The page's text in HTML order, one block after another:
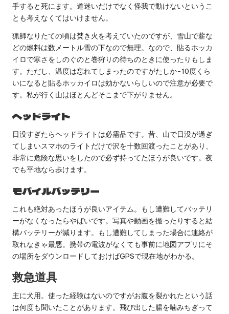
手すると死にます。道迷いだけでなく怪我で動けないというこ
とも考えなくてはいけません。
猟師なりたての頃は焚き火を考えていたのですが、雪山で薪な
どの燃料は数メートル雪の下なので無理。なので、貼るホッカ
イロで寒さをしのぐのと巻狩りの待ちのときに使ったりもしま
す。ただし、温度は忘れてしまったのですがたしか-10度くら
いになると貼るホッカイロは効かないらしいので注意が必要で
す。私が行く山はほとんどそこまで下がりません。
ヘッドライト
日没すぎたらヘッドライトは必需品です。昔、山で日没が過ぎ
てしまいスマホのライトだけで沢を十数回渡ったことがあり、
非常に危険な思いをしたので必ず持ってたほうが良いです。夜
でも平地なら歩けます。
モバイルバッテリー
これも絶対あったほうが良いアイテム。もし遭難してバッテリ
ーがなくなったらやばいです。写真や動画を撮ったりすると結
構バッテリーが減ります。もし遭難してしまった場合に連絡が
取れなきゃ最悪。携帯の電波がなくても事前に地図アプリにそ
の場所をダウンロードしておけばGPSで現在地がわかる。
救急道具
主に犬用。使った経験はないのですがお腹を裂かれたという話
は何度も聞いたことがあります。飛び出した腸を噛みちぎって